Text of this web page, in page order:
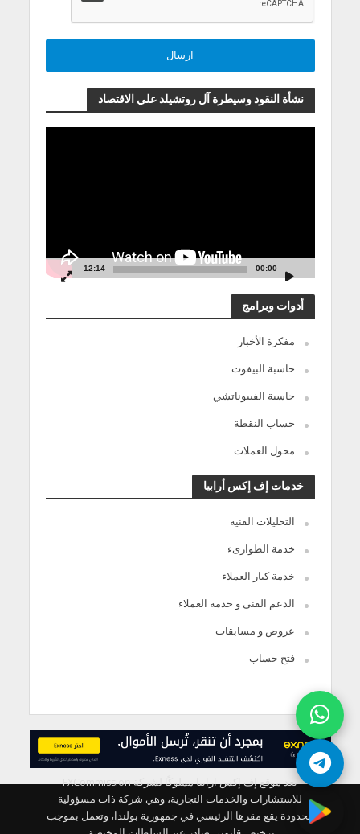
نشأة النقود وسيطرة آل روتشيلد علي الاقتصاد
00:00
12:14
أدوات وبرامج
مفكرة الأخبار
حاسبة البيفوت
حاسبة الفيبوناتشي
حساب النقطة
محول العملات
خدمات إف إكس أرابيا
التحليلات الفنية
خدمة الطوارىء
خدمة كبار العملاء
الدعم الفنى و خدمة العملاء
عروض و مسابقات
فتح حساب
يعد موقع إف إكس ارابيا مملوكًا لشركة FXCommission
للاستشارات والخدمات التجارية، وهي شركة ذات مسؤولية
محدودة يقع مقرها الرئيسي في جمهورية بولندا، وتعمل بموجب